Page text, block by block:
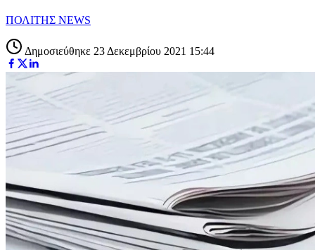
ΠΟΛΙΤΗΣ NEWS
Δημοσιεύθηκε 23 Δεκεμβρίου 2021 15:44